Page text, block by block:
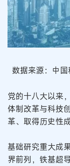
数据来源：中
党的十八大以来
体制改革与科技
革、取得历史
基础研究重大成
界前列，铁基超